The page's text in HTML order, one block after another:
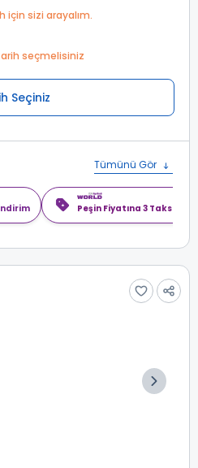
için sizi arayalım.
seçmelisiniz
Seçiniz
Tümünü Gör
Peşin Fiyatına 3 Taksit